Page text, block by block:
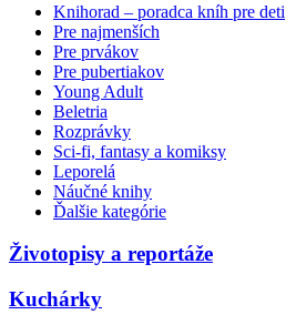
Knihorad – poradca kníh pre deti
Pre najmenších
Pre prvákov
Pre pubertiakov
Young Adult
Beletria
Rozprávky
Sci-fi, fantasy a komiksy
Leporelá
Náučné knihy
Ďalšie kategórie
Životopisy a reportáže
Kuchárky